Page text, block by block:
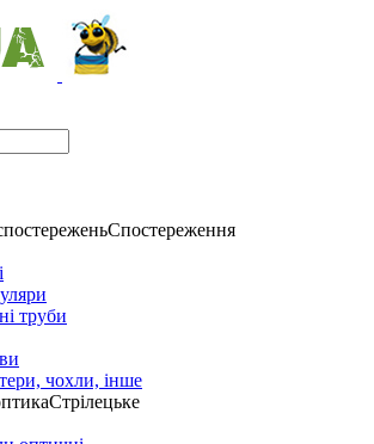
Спостереження
труби
чохли, інше
Стрілецьке